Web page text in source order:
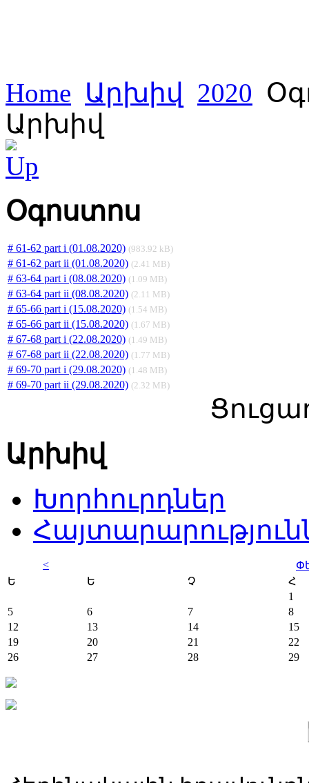
Home Արխիվ 2020
Արխիվ
Օգոստոս
# 61-62 part i (01.08.2020) (983.92 kB)
# 61-62 part ii (01.08.2020) (2.41 MB)
# 63-64 part i (08.08.2020) (1.09 MB)
# 63-64 part ii (08.08.2020) (2.11 MB)
# 65-66 part i (15.08.2020) (1.54 MB)
# 65-66 part ii (15.08.2020) (1.67 MB)
# 67-68 part i (22.08.2020) (1.49 MB)
# 67-68 part ii (22.08.2020) (1.77 MB)
# 69-70 part i (29.08.2020) (1.48 MB)
# 69-70 part ii (29.08.2020) (2.32 MB)
Արխիվ
Խորհուրդներ
<
Ե
Ե Չ
Հ
1
5
6 7
8
12
13 14
15
19
20 21
22
26
27 28 29